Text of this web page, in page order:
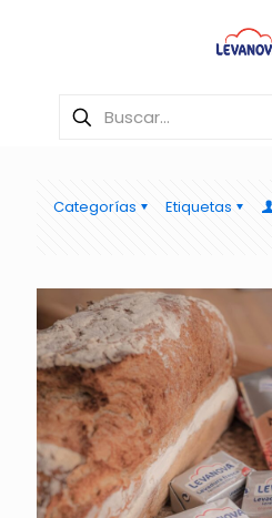
Categorías Etiquetas